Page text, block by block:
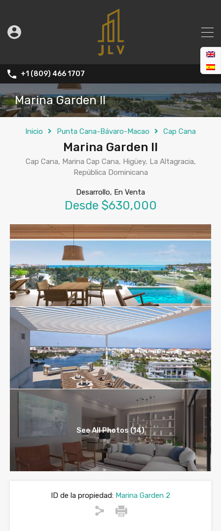
+1 (809) 466 1707
Marina Garden II
Inicio Punta Cana-Bávaro-Macao Cap Cana
Marina Garden II
Cap Cana, Marina Cap Cana, Higüey, La Altagracia,
República Dominicana
Desarrollo, En Venta
Desde $630,000
See All Photos (14)
ID de la propiedad: Marina Garden 2